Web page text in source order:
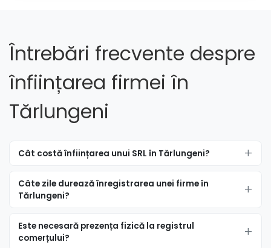
Întrebări frecvente despre
înființarea firmei în
Tărlungeni
Cât costă înființarea unui SRL în Tărlungeni?
Câte zile durează înregistrarea unei firme în
Tărlungeni?
Este necesară prezența fizică la registrul
comerțului?